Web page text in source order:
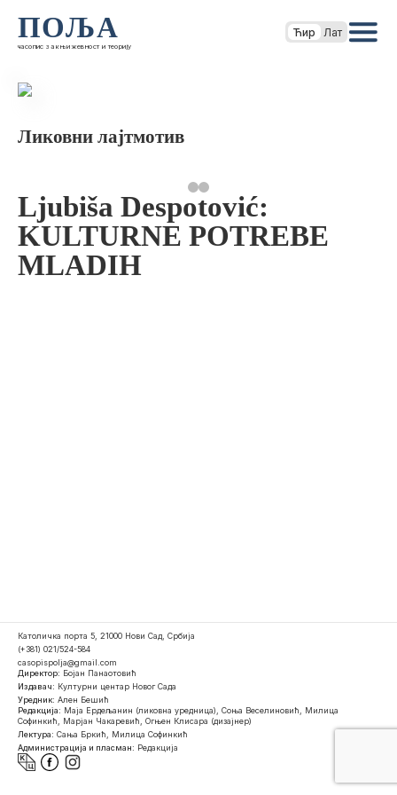
ПОЉА
часопис за књижевност и теорију
Ћир Лат
Ликовни лајтмотив
Ljubiša Despotović:
KULTURNE POTREBE
MLADIH
Католичка порта 5, 21000 Нови Сад, Србија
(+381) 021/524-584
casopispolja@gmail.com
Директор: Бојан Панаотовић
Издавач: Културни центар Новог Сада
Уредник: Ален Бешић
Редакција: Маја Ердељанин (ликовна уредница), Соња Веселиновић, Милица
Софинкић, Марјан Чакаревић, Огњен Клисара (дизајнер)
Лектура: Сања Бркић, Милица Софинкић
Администрација и пласман: Редакција